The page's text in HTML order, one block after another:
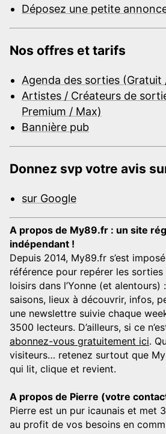
Déposez une petite
Nos offres et tarifs
Agenda des sorties (Gratuit
Artistes / Créateurs de
Premium / Max)
Bannière pub
Donnez svp votre avis
sur Google
A propos de My89.fr : un site
indépendant !
Depuis 2014, My89.fr s’est
référence pour repérer les
loisirs dans l’Yonne (et
saisons, lieux à découvrir, infos,
une newslettre suivie chaque
3500 lecteurs. D’ailleurs, si ce
abonnez-vous gratuitement ici.
visiteurs… retenez surtout que
qui lit, clique et revient.
A propos de Pierre (votre
Pierre est un pur icaunais et met
au profit de vos besoins en